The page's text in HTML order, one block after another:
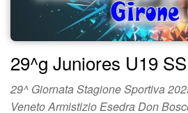
29^g Juniores U19
29^ Giornata Stagione Sportiva
Veneto Armistizio Esedra Don